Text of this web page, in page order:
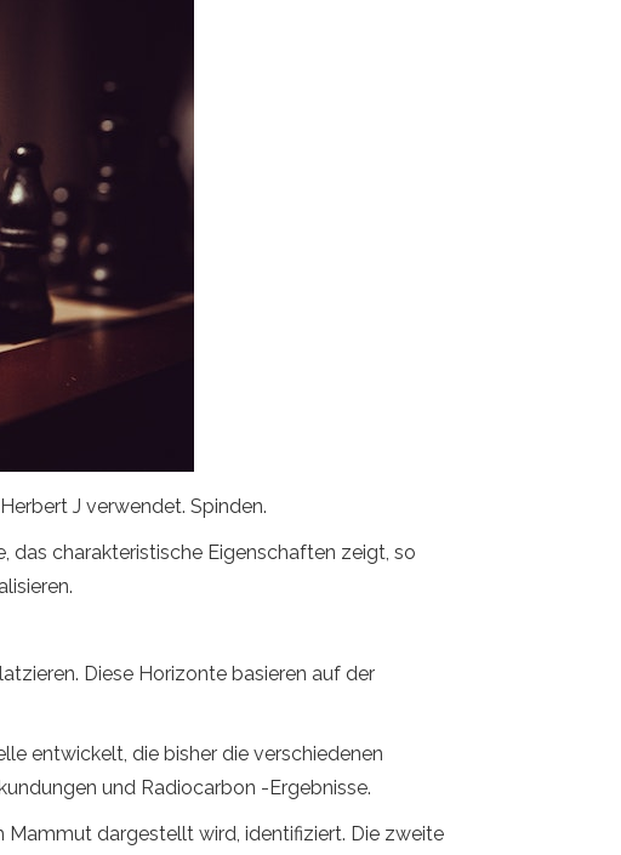
J verwendet. Spinden.
das charakteristische Eigenschaften zeigt, so
Diese Horizonte basieren auf der
entwickelt, die bisher die verschiedenen
und Radiocarbon -Ergebnisse.
dargestellt wird, identifiziert. Die zweite